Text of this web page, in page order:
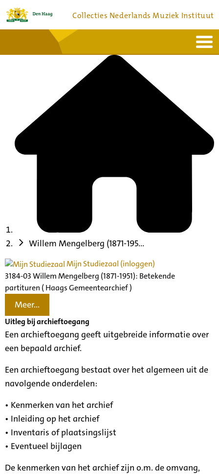
Collecties Nederlands Muziek Instituut
Bronnen en collecties
Willem Mengelberg (1871-195...
Mijn Studiezaal (inloggen)
3184-03 Willem Mengelberg (1871-1951): Betekende
partituren ( Haags Gemeentearchief )
Meer...
Uitleg bij archieftoegang
Een archieftoegang geeft uitgebreide informatie over
een bepaald archief.
Een archieftoegang bestaat over het algemeen uit de
navolgende onderdelen:
• Kenmerken van het archief
• Inleiding op het archief
• Inventaris of plaatsingslijst
• Eventueel bijlagen
De kenmerken van het archief zijn o.m. de omvang,